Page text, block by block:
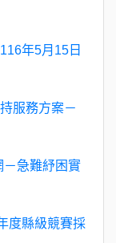
年5月15日
服務方案－
－急難紓困實
度縣級競賽採